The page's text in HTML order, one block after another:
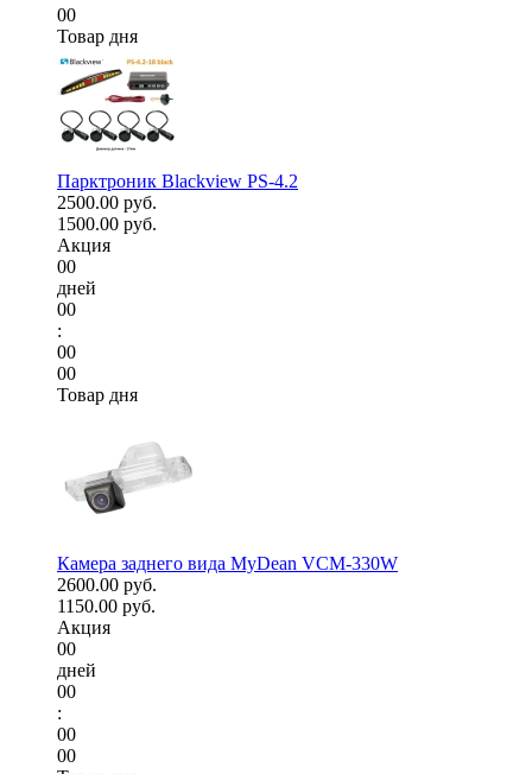
00
Товар дня
Парктроник Blackview PS-4.2
2500.00 руб.
1500.00 руб.
Акция
00
дней
00
:
00
00
Товар дня
Камера заднего вида MyDean VCM-330W
2600.00 руб.
1150.00 руб.
Акция
00
дней
00
:
00
00